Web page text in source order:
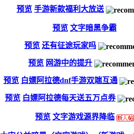
预览 手游新款福利大放送
预览 文字暗黑争霸
预览 还有征途玩家吗
预览 网游中的提升
预览 白嫖阿拉德dnf手游双端互通
预览 白嫖阿拉德每天送五万点券
预览 文字游戏源界降临